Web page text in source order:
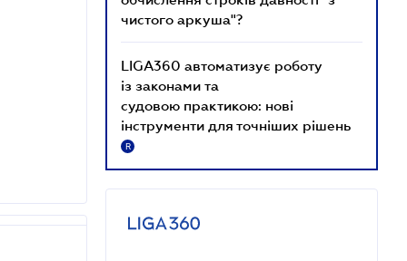
чистого аркуша"?
LIGA360 автоматизує роботу
із законами та
судовою практикою: нові
інструменти для точніших рішень
R